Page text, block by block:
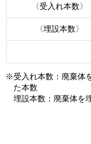
〈受入れ本数〉
〈埋設本数〉
※受入れ本数：廃棄体
た本数
埋設本数：廃棄体を